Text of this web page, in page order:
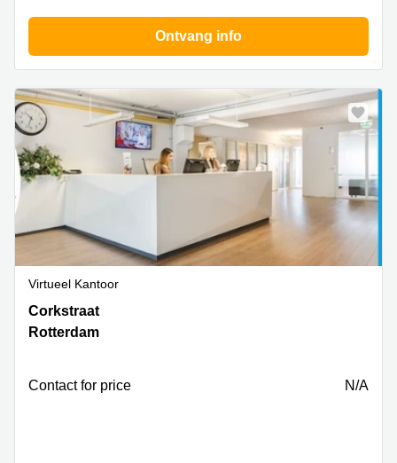
Ontvang info
Virtueel Kantoor
Corkstraat
46,
Corkstraat
Rotterdam
Contact for price N/A